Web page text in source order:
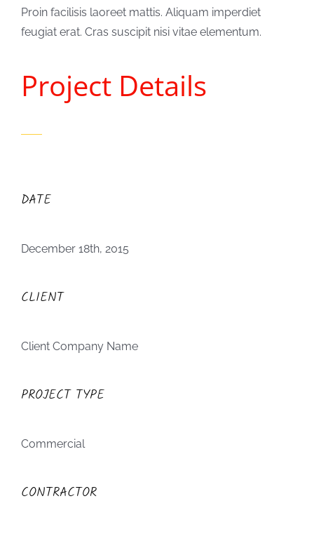
Proin facilisis laoreet mattis. Aliquam imperdiet
feugiat erat. Cras suscipit nisi vitae elementum.
Project Details
DATE
December 18th, 2015
CLIENT
Client Company Name
PROJECT TYPE
Commercial
CONTRACTOR